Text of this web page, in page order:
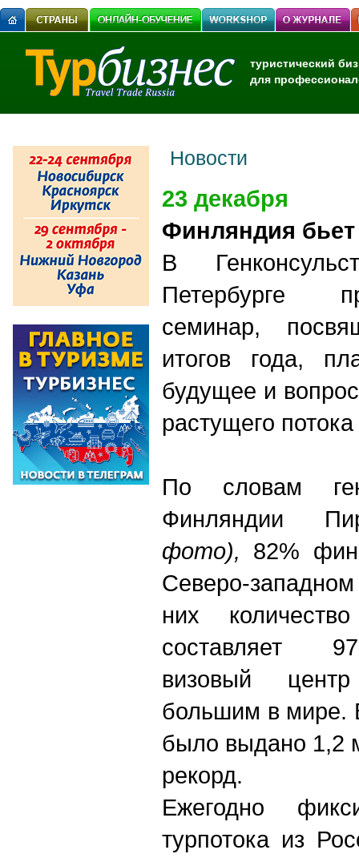
туристический
для
Новости
23 декабря
Финляндия
В
Петербурге
семинар,
итогов года,
будущее и
растущего
По словам
Финляндии
фото), 82%
Северо-
них
составляет
визовый
большим в мире.
было выдано 1,2
рекорд.
Ежегодно
турпотока из